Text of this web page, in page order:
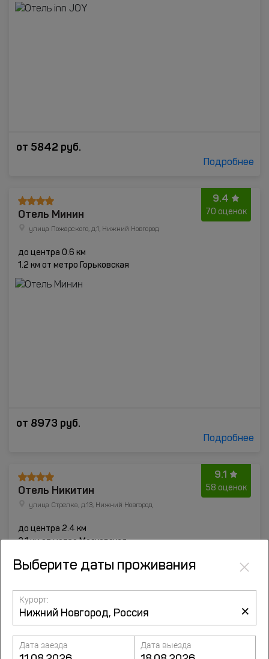
от 5842 руб.
Подробнее
9.4
70 оценок
Отель Минин
улица Пожарского, д.1, Нижний Новгород
до центра 0.6 км
1.2 км от метро Горьковская
от 8973 руб.
Подробнее
9.1
58 оценок
Отель Никитин
улица Стрелка, д.13, Нижний Новгород
до центра 2.4 км
2.1 км от метро Московская
Выберите даты проживания ×
Курорт:
×
Дата заезда Дата выезда